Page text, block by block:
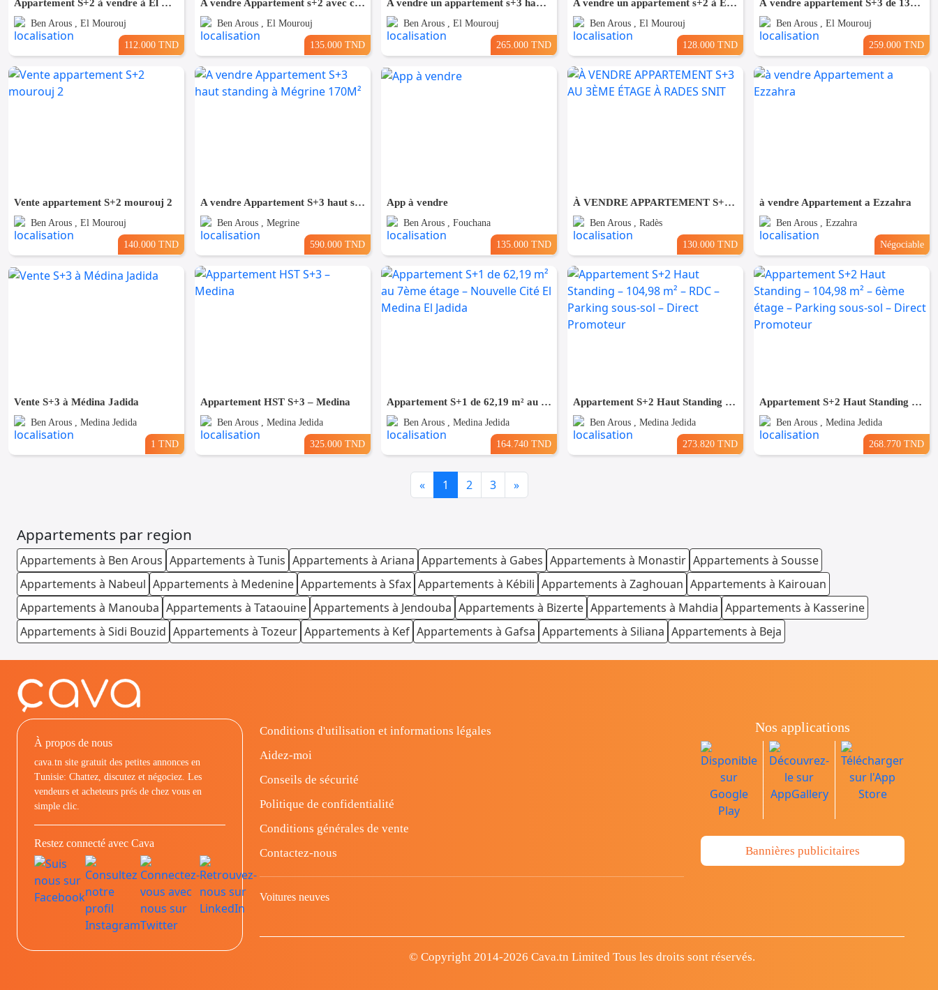
Appartement S+2 à vendre à El Mourouj 5
Ben Arous , El Mourouj
112.000 TND
A vendre Appartement s+2 avec cellier à El Mourouj 5
Ben Arous , El Mourouj
135.000 TND
A vendre un appartement s+3 haut standing à EL Mourouj 4
Ben Arous , El Mourouj
265.000 TND
A vendre un appartement s+2 à EL Mourouj 1
Ben Arous , El Mourouj
128.000 TND
À vendre appartement S+3 de 137 m² à El Mourouj 1 Cité Erraoudha avec suite parentale et parking
Ben Arous , El Mourouj
259.000 TND
Vente appartement S+2 mourouj 2
Ben Arous , El Mourouj
140.000 TND
A vendre Appartement S+3 haut standing à Mégrine 170M²
Ben Arous , Megrine
590.000 TND
App à vendre
Ben Arous , Fouchana
135.000 TND
À VENDRE APPARTEMENT S+3 AU 3ÈME ÉTAGE À RADES SNIT
Ben Arous , Radès
130.000 TND
à vendre Appartement a Ezzahra
Ben Arous , Ezzahra
Négociable
Vente S+3 à Médina Jadida
Ben Arous , Medina Jedida
1 TND
Appartement HST S+3 – Medina
Ben Arous , Medina Jedida
325.000 TND
Appartement S+1 de 62,19 m² au 7ème étage – Nouvelle Cité El Medina El Jadida
Ben Arous , Medina Jedida
164.740 TND
Appartement S+2 Haut Standing – 104,98 m² – RDC – Parking sous-sol – Direct Promoteur
Ben Arous , Medina Jedida
273.820 TND
Appartement S+2 Haut Standing – 104,98 m² – 6ème étage – Parking sous-sol – Direct Promoteur
Ben Arous , Medina Jedida
268.770 TND
«Previous
1 2 3 »Next
Appartements par region
Appartements à Ben Arous Appartements à Tunis Appartements à Ariana Appartements à Gabes Appartements à Monastir Appartements à Sousse
Appartements à Nabeul Appartements à Medenine Appartements à Sfax Appartements à Kébili Appartements à Zaghouan Appartements à Kairouan
Appartements à Manouba Appartements à Tataouine Appartements à Jendouba Appartements à Bizerte Appartements à Mahdia Appartements à Kasserine
Appartements à Sidi Bouzid Appartements à Tozeur Appartements à Kef Appartements à Gafsa Appartements à Siliana Appartements à Beja
À propos de nous
cava.tn site gratuit des petites annonces en
Tunisie: Chattez, discutez et négociez. Les
vendeurs et acheteurs prés de chez vous en
simple clic.
Restez connecté avec Cava
Conditions d'utilisation et informations légales
Aidez-moi
Conseils de sécurité
Politique de confidentialité
Conditions générales de vente
Contactez-nous
Voitures neuves
Nos applications
Bannières publicitaires
© Copyright 2014-2026 Cava.tn Limited Tous les droits sont réservés.